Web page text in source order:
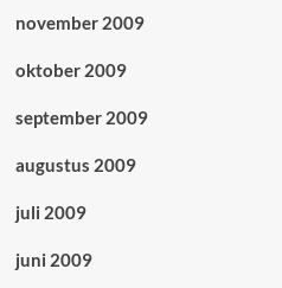
november 2009
oktober 2009
september 2009
augustus 2009
juli 2009
juni 2009